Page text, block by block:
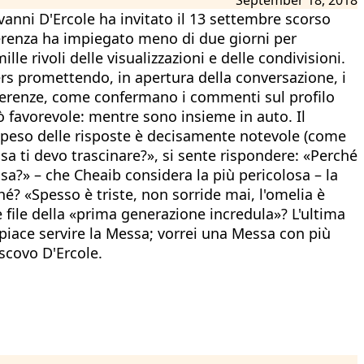
D'Ercole ha invitato il 13 settembre scorso
ha impiegato meno di due giorni per
rivoli delle visualizzazioni e delle condivisioni.
promettendo, in apertura della conversazione, i
come confermano i commenti sul profilo
mentre sono insieme in auto. Il
delle risposte è decisamente notevole (come
ti devo trascinare?», si sente rispondere: «Perché
– che Cheaib considera la più pericolosa – la
«Spesso è triste, non sorride mai, l'omelia è
della «prima generazione incredula»? L'ultima
servire la Messa; vorrei una Messa con più
D'Ercole.